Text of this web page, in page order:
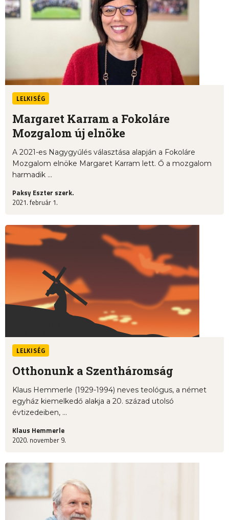
LELKISÉG
Margaret Karram a Fokoláre
Mozgalom új elnöke
A 2021-es Nagygyűlés választása alapján a Fokoláre
Mozgalom elnöke Margaret Karram lett. Ő a mozgalom
harmadik ...
Paksy Eszter szerk.
2021. február 1.
LELKISÉG
Otthonunk a Szentháromság
Klaus Hemmerle (1929-1994) neves teológus, a német
egyház kiemelkedő alakja a 20. század utolsó
évtizedeiben, ...
Klaus Hemmerle
2020. november 9.